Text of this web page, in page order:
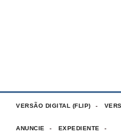
VERSÃO DIGITAL (FLIP)
ANUNCIE EXPEDIENTE